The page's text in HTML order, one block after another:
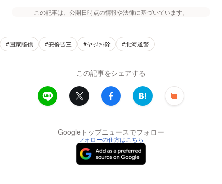
この記事は、公開日時点の情報や法律に基づいています。
#国家賠償 #安倍晋三 #ヤジ排除 #北海道警
この記事をシェアする
Googleトップニュースでフォロー
フォローの仕方はこちら